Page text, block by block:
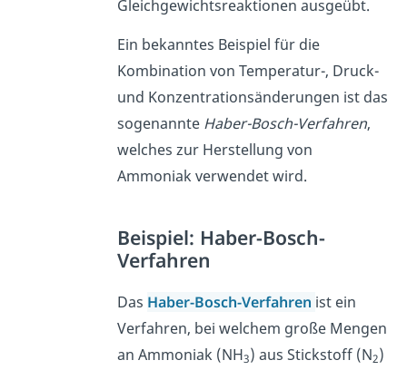
Gleichgewichtsreaktionen ausgeübt.
Ein bekanntes Beispiel für die
Kombination von Temperatur-, Druck-
und Konzentrationsänderungen ist das
sogenannte Haber-Bosch-Verfahren,
welches zur Herstellung von
Ammoniak verwendet wird.
Beispiel: Haber-Bosch-
Verfahren
Das Haber-Bosch-Verfahren ist ein
Verfahren, bei welchem große Mengen
an Ammoniak (NH3) ausStickstoff (N2)